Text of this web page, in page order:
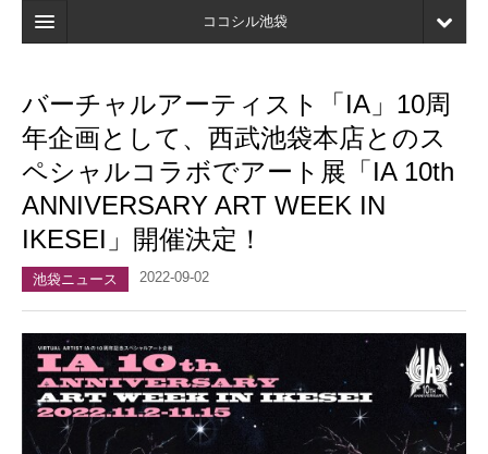
ココシル池袋
検索
店舗・施設最新情報
口コミ
マイページ
ブックマーク
バーチャルアーティスト「IA」10周
年企画として、西武池袋本店とのス
ペシャルコラボでアート展「IA 10th
ANNIVERSARY ART WEEK IN
IKESEI」開催決定！
池袋ニュース 2022-09-02